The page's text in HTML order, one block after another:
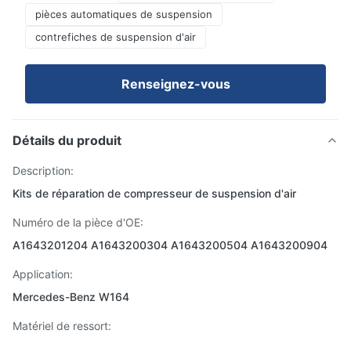
pièces automatiques de suspension
contrefiches de suspension d'air
Renseignez-vous
Détails du produit
Description:
Kits de réparation de compresseur de suspension d'air
Numéro de la pièce d'OE:
A1643201204 A1643200304 A1643200504 A1643200904
Application:
Mercedes-Benz W164
Matériel de ressort: